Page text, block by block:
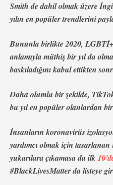
Smith de dahil olmak üzere
yılın en popüler trendlerini
Bununla birlikte 2020,
anlamıyla müthiş bir yıl da
baskıladığını kabul ettikten
Daha olumlu bir şekilde,
bu yıl en popüler olanlardan
İnsanların koronavirüs
yardımcı olmak için
yukarılara çıkamasa da ilk
#BlackLivesMatter da listeye